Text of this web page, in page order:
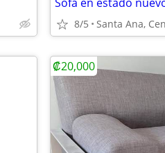
8/5 Santa Ana,
₡20,000